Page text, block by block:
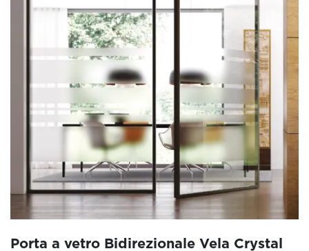
Porta a vetro Bidirezionale Vela Crystal